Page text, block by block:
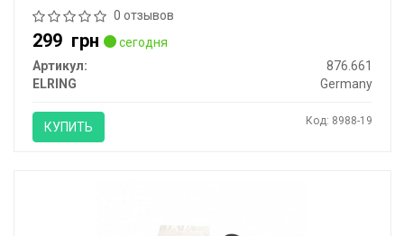
0 отзывов
299 грн
сегодня
Артикул:
876.661
ELRING
Germany
КУПИТЬ Код: 8988-19